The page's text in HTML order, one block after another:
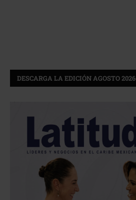
DESCARGA LA EDICIÓN AGOSTO 2026